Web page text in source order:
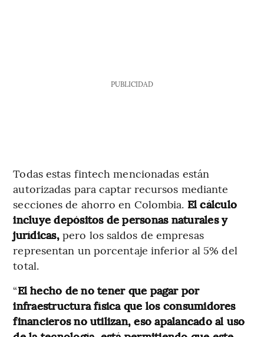
PUBLICIDAD
Todas estas fintech mencionadas están
autorizadas para captar recursos mediante
secciones de ahorro en Colombia. El cálculo
incluye depósitos de personas naturales y
jurídicas,pero los saldos de empresas
representan un porcentaje inferior al 5% del
total.
“El hecho de no tener que pagar por
infraestructura física que los consumidores
financieros no utilizan, eso apalancado al uso